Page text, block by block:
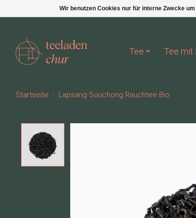
Tee Tee mit
Startseite / Lapsang Souchong Rauchtee Bio
Wir benutzen Cookies nur für interne Zwecke